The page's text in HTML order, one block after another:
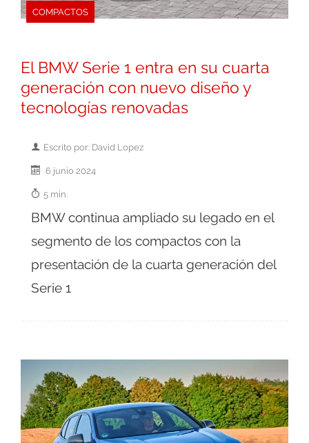
COMPACTOS
El BMW Serie 1 entra en su cuarta
generación con nuevo diseño y
tecnologías renovadas
Escrito por: David Lopez
6 junio 2024
5 min.
BMW continua ampliado su legado en el
segmento de los compactos con la
presentación de la cuarta generación del
Serie 1